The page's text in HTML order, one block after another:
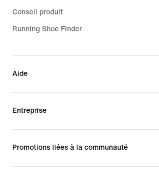
Conseil produit
Running Shoe Finder
Aide
Entreprise
Promotions liées à la communauté